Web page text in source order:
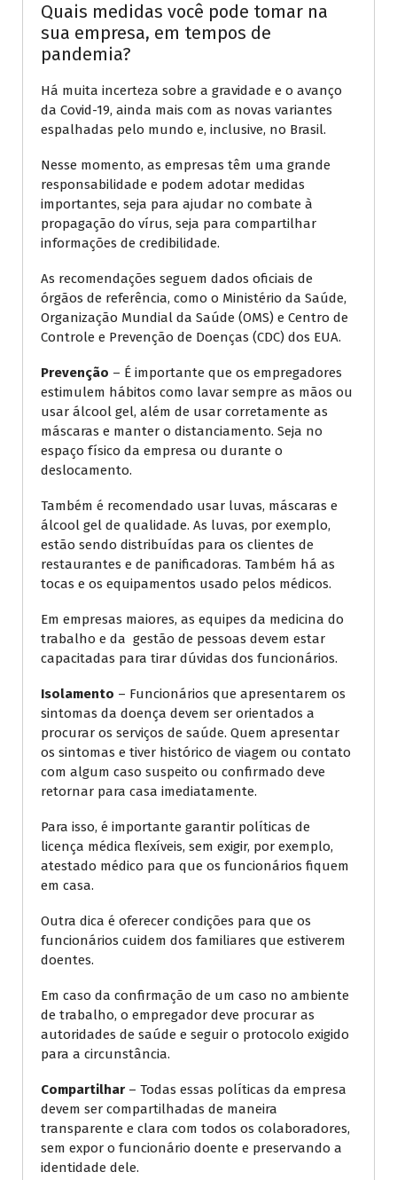
Quais medidas você pode tomar na
sua empresa, em tempos de
pandemia?
Há muita incerteza sobre a gravidade e o avanço
da Covid-19, ainda mais com as novas variantes
espalhadas pelo mundo e, inclusive, no Brasil.
Nesse momento, as empresas têm uma grande
responsabilidade e podem adotar medidas
importantes, seja para ajudar no combate à
propagação do vírus, seja para compartilhar
informações de credibilidade.
As recomendações seguem dados oficiais de
órgãos de referência, como o Ministério da Saúde,
Organização Mundial da Saúde (OMS) e Centro de
Controle e Prevenção de Doenças (CDC) dos EUA.
Prevenção – É importante que os empregadores
estimulem hábitos como lavar sempre as mãos ou
usar álcool gel, além de usar corretamente as
máscaras e manter o distanciamento. Seja no
espaço físico da empresa ou durante o
deslocamento.
Também é recomendado usar luvas, máscaras e
álcool gel de qualidade. As luvas, por exemplo,
estão sendo distribuídas para os clientes de
restaurantes e de panificadoras. Também há as
tocas e os equipamentos usado pelos médicos.
Em empresas maiores, as equipes da medicina do
trabalho e da gestão de pessoas devem estar
capacitadas para tirar dúvidas dos funcionários.
Isolamento – Funcionários que apresentarem os
sintomas da doença devem ser orientados a
procurar os serviços de saúde. Quem apresentar
os sintomas e tiver histórico de viagem ou contato
com algum caso suspeito ou confirmado deve
retornar para casa imediatamente.
Para isso, é importante garantir políticas de
licença médica flexíveis, sem exigir, por exemplo,
atestado médico para que os funcionários fiquem
em casa.
Outra dica é oferecer condições para que os
funcionários cuidem dos familiares que estiverem
doentes.
Em caso da confirmação de um caso no ambiente
de trabalho, o empregador deve procurar as
autoridades de saúde e seguir o protocolo exigido
para a circunstância.
Compartilhar – Todas essas políticas da empresa
devem ser compartilhadas de maneira
transparente e clara com todos os colaboradores,
sem expor o funcionário doente e preservando a
identidade dele.